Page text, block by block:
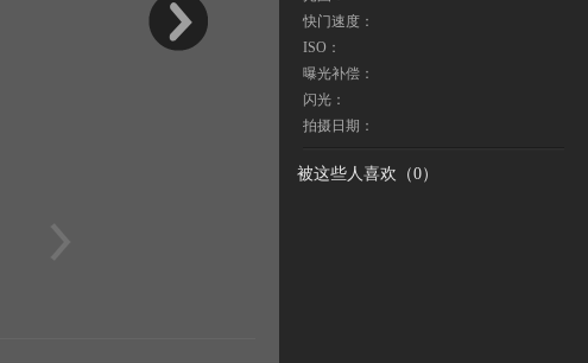
快门速度：
ISO：
曝光补偿：
闪光：
拍摄日期：
被这些人喜欢（0）